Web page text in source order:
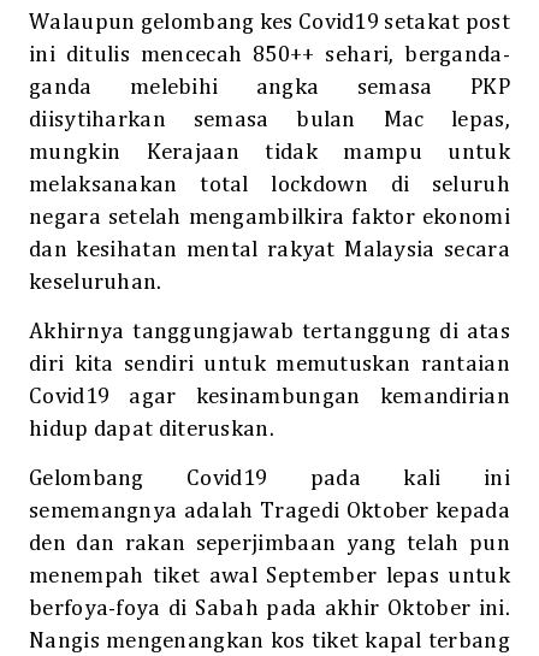
Walaupun gelombang kes Covid19 setakat post
ini ditulis mencecah 850++ sehari, berganda-
ganda melebihi angka semasa PKP
diisytiharkan semasa bulan Mac lepas,
mungkin Kerajaan tidak mampu untuk
melaksanakan total lockdown di seluruh
negara setelah mengambilkira faktor ekonomi
dan kesihatan mental rakyat Malaysia secara
keseluruhan.
Akhirnya tanggungjawab tertanggung di atas
diri kita sendiri untuk memutuskan rantaian
Covid19 agar kesinambungan kemandirian
hidup dapat diteruskan.
Gelombang Covid19 pada kali ini
sememangnya adalah Tragedi Oktober kepada
den dan rakan seperjimbaan yang telah pun
menempah tiket awal September lepas untuk
berfoya-foya di Sabah pada akhir Oktober ini.
Nangis mengenangkan kos tiket kapal terbang